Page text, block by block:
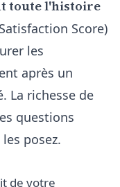
toute l'histoire
Score)
les
après un
La richesse de
questions
posez.
de votre